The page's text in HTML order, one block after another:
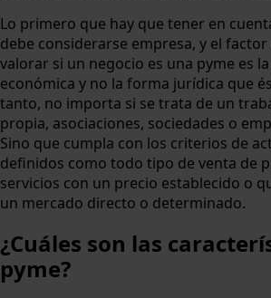
Lo primero que hay que tener en
debe considerarse empresa, y el
valorar si un negocio es una pyme es
económica y no la forma jurídica que
tanto, no importa si se trata de un
propia, asociaciones, sociedades o
Sino que cumpla con los criterios de
definidos como todo tipo de venta de
servicios con un precio establecido o
un mercado directo o determinado.
¿Cuáles son las
pyme?